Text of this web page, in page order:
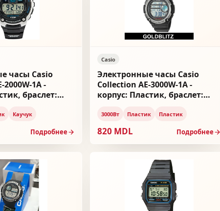
часы Casio
2000W-1A -
браслет:
Каучук
Подробнее
Casio
Электронные часы Casio
Collection AE-3000W-1A -
корпус: Пластик, браслет:
3000Вт Пластик Пластик
820 MDL Подробнее